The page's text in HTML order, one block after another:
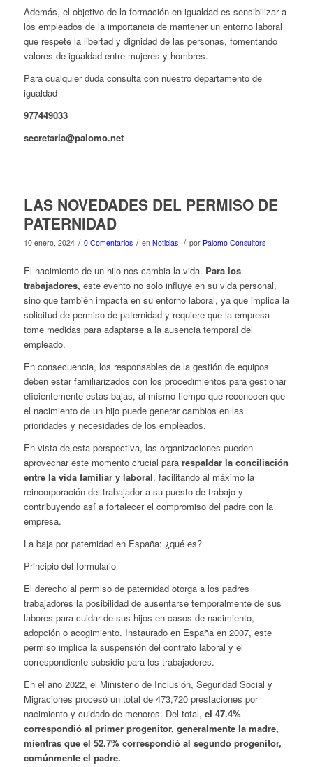
Además, el objetivo de la formación en igualdad es sensibilizar a
los empleados de la importancia de mantener un entorno laboral
que respete la libertad y dignidad de las personas, fomentando
valores de igualdad entre mujeres y hombres.
Para cualquier duda consulta con nuestro departamento de
igualdad
977449033
secretaria@palomo.net
LAS NOVEDADES DEL PERMISO DE
PATERNIDAD
10 enero, 2024 / 0 Comentarios / en Noticias / por Palomo Consultors
El nacimiento de un hijo nos cambia la vida. Para los
trabajadores, este evento no solo influye en su vida personal,
sino que también impacta en su entorno laboral, ya que implica la
solicitud de permiso de paternidad y requiere que la empresa
tome medidas para adaptarse a la ausencia temporal del
empleado.
En consecuencia, los responsables de la gestión de equipos
deben estar familiarizados con los procedimientos para gestionar
eficientemente estas bajas, al mismo tiempo que reconocen que
el nacimiento de un hijo puede generar cambios en las
prioridades y necesidades de los empleados.
En vista de esta perspectiva, las organizaciones pueden
aprovechar este momento crucial para respaldar la conciliación
entre la vida familiar y laboral, facilitando al máximo la
reincorporación del trabajador a su puesto de trabajo y
contribuyendo así a fortalecer el compromiso del padre con la
empresa.
La baja por paternidad en España: ¿qué es?
Principio del formulario
El derecho al permiso de paternidad otorga a los padres
trabajadores la posibilidad de ausentarse temporalmente de sus
labores para cuidar de sus hijos en casos de nacimiento,
adopción o acogimiento. Instaurado en España en 2007, este
permiso implica la suspensión del contrato laboral y el
correspondiente subsidio para los trabajadores.
En el año 2022, el Ministerio de Inclusión, Seguridad Social y
Migraciones procesó un total de 473,720 prestaciones por
nacimiento y cuidado de menores. Del total, el 47.4%
correspondió al primer progenitor, generalmente la madre,
mientras que el 52.7% correspondió al segundo progenitor,
comúnmente el padre.